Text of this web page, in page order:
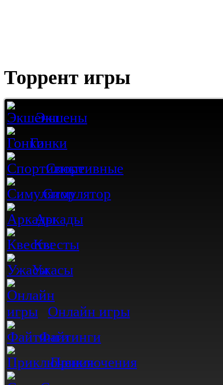
Торрент игры
Экшены
Гонки
Спортивные
Симулятор
Аркады
Квесты
Ужасы
Онлайн игры
Файтинги
Приключения